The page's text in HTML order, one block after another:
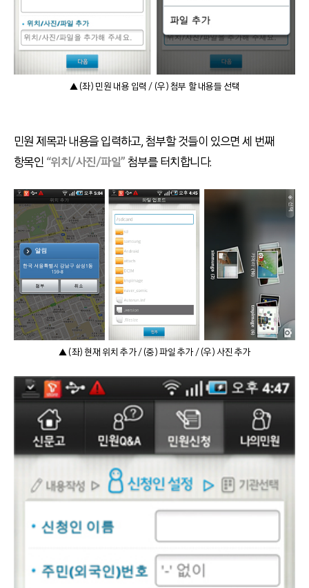
▲ (좌) 민원 내용 입력 / (우) 첨부 할 내용들 선택
민원 제목과 내용을 입력하고, 첨부할 것들이 있으면 세 번째
항목인 “위치/사진/파일”첨부를 터치합니다.
▲ (좌) 현재 위치 추가 / (중) 파일 추가 / (우) 사진 추가